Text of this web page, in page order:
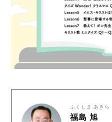
ふくしま あきら
福島 旭